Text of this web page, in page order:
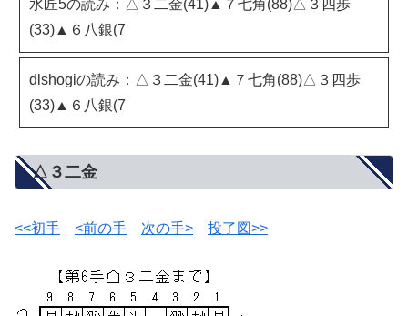
水匠5の読み：△３二金(41)▲７七角(88)△３四歩
(33)▲６八銀(7
dlshogiの読み：△３二金(41)▲７七角(88)△３四歩
(33)▲６八銀(7
△３二金
<<初手 <前の手 次の手> 投了図>>